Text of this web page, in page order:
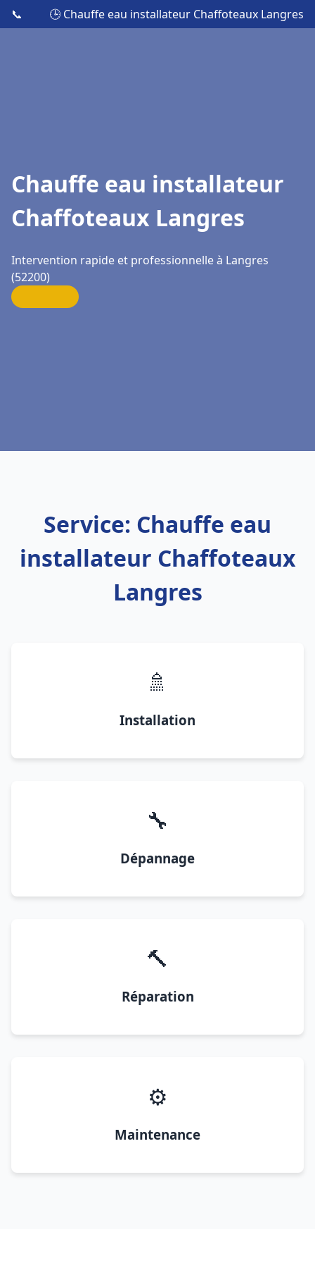
📞 🕒 Chauffe eau installateur Chaffoteaux Langres
Chauffe eau installateur
Chaffoteaux Langres
Intervention rapide et professionnelle à Langres
(52200)
Service: Chauffe eau
installateur Chaffoteaux
Langres
🚿
Installation
🔧
Dépannage
🔨
Réparation
⚙️
Maintenance